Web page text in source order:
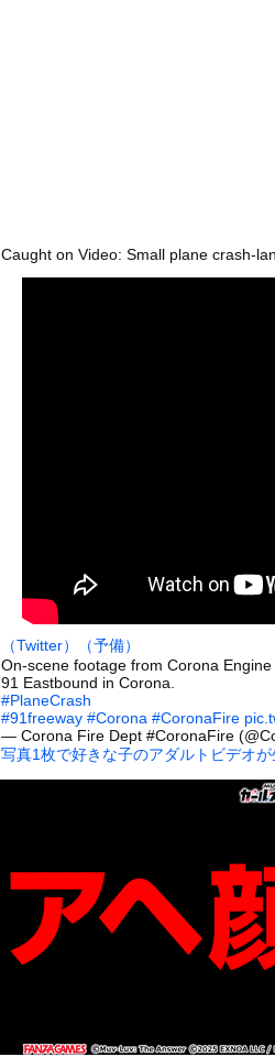
【仰天】外国人「日本に夢中なアメリカ人は
【画像】伊藤舞雪とかいうＡＶ女優ｗｗｗｗ
【緊急】肛門にスティックのり入れたけど出
【動画】ロシア軍のドローンをネット発射装
が管理していま
Caught on Video: Small plane crash-
（Twitter）
（予備）
On-scene footage from Corona
91 Eastbound in Corona.
#PlaneCrash
#91freeway #Corona #CoronaFire
— Corona Fire Dept #CoronaFire
写真1枚で好きな子のアダルトビデオが